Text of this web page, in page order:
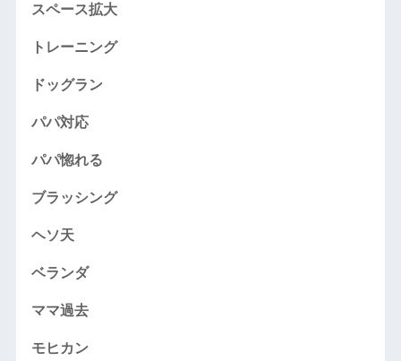
スペース拡大
トレーニング
ドッグラン
パパ対応
パパ惚れる
ブラッシング
ヘソ天
ベランダ
ママ過去
モヒカン